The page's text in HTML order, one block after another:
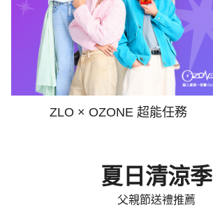
ZLO × OZONE 超能任務
夏日清涼季
父親節送禮推薦